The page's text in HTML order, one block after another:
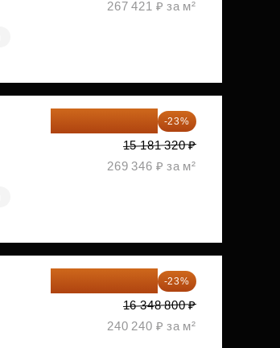
267 421 ₽ за м²
-23%
15 181 320 ₽
269 346 ₽ за м²
-23%
16 348 800 ₽
240 240 ₽ за м²